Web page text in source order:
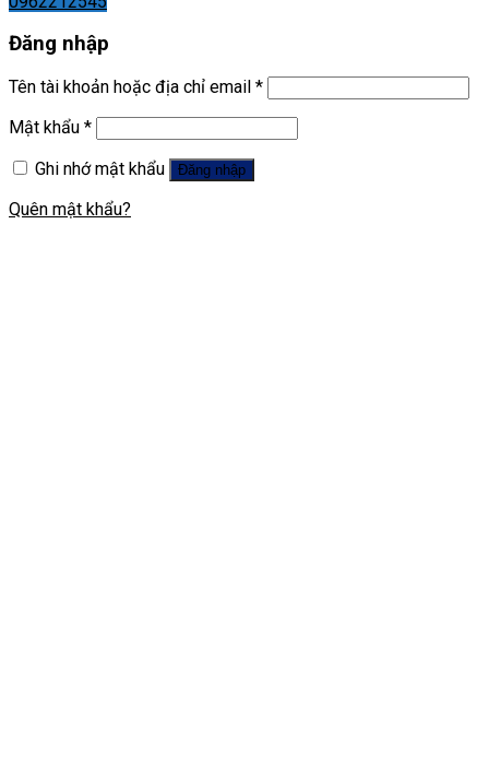
Đăng nhập
Tên tài khoản hoặc địa chỉ email *
Mật khẩu *
Ghi nhớ mật khẩu
Đăng nhập
Quên mật khẩu?